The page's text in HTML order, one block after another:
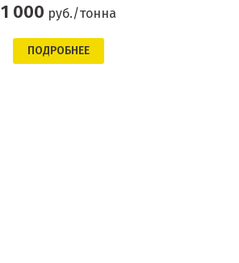
1 000 руб./тонна
ПОДРОБНЕЕ